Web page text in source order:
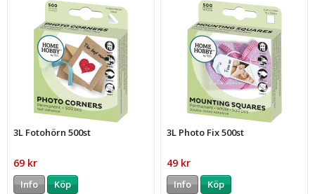
3L Fotohörn 500st
69 kr
Info Köp
3L Photo Fix 500st
49 kr
Info Köp